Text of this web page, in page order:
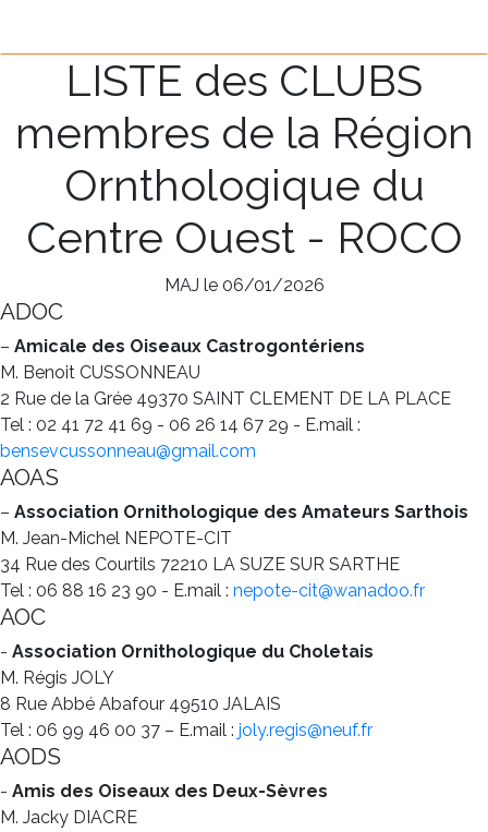
LISTE des CLUBS
membres de la Région
Ornthologique du
Centre Ouest - ROCO
MAJ le 06/01/2026
ADOC
– Amicale des Oiseaux Castrogontériens
M. Benoit CUSSONNEAU
2 Rue de la Grée 49370 SAINT CLEMENT DE LA PLACE
Tel : 02 41 72 41 69 - 06 26 14 67 29 - E.mail :
bensevcussonneau@gmail.com
AOAS
– Association Ornithologique des Amateurs Sarthois
M. Jean-Michel NEPOTE-CIT
34 Rue des Courtils 72210 LA SUZE SUR SARTHE
Tel : 06 88 16 23 90 - E.mail : nepote-cit@wanadoo.fr
AOC
- Association Ornithologique du Choletais
M. Régis JOLY
8 Rue Abbé Abafour 49510 JALAIS
Tel : 06 99 46 00 37 – E.mail : joly.regis@neuf.fr
AODS
- Amis des Oiseaux des Deux-Sèvres
M. Jacky DIACRE